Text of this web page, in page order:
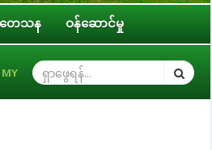
ေသန ဝန်ဆောင်မှု
င့် အဖွဲ့အစည်းများ၊ ဝန်ကြီးဌာနများ
MY